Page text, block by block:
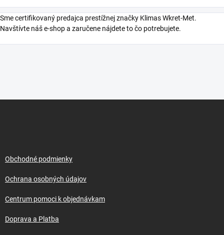
Sme certifikovaný predajca prestížnej značky Klimas Wkret-Met.
Navštívte náš e-shop a zaručene nájdete to čo potrebujete.
Obchodné podmienky
Ochrana osobných údajov
Centrum pomoci k objednávkam
Doprava a Platba